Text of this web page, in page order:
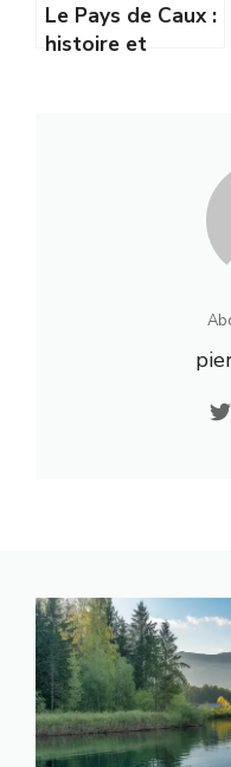
Le Pays de Caux :
histoire et